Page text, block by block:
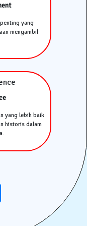
yang
mengambil
yang lebih baik
historis dalam